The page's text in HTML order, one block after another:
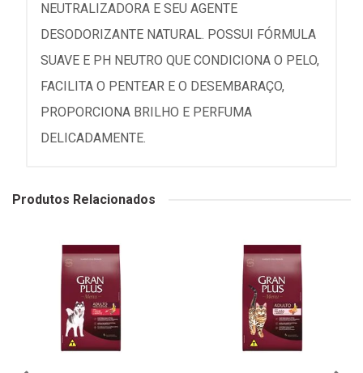
NEUTRALIZADORA E SEU AGENTE
DESODORIZANTE NATURAL. POSSUI FÓRMULA
SUAVE E PH NEUTRO QUE CONDICIONA O PELO,
FACILITA O PENTEAR E O DESEMBARAÇO,
PROPORCIONA BRILHO E PERFUMA
DELICADAMENTE.
Produtos Relacionados